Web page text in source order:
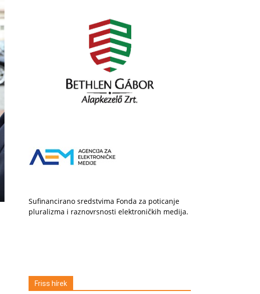
Sufinancirano sredstvima Fonda za poticanje
pluralizma i raznovrsnosti elektroničkih medija.
Friss hírek